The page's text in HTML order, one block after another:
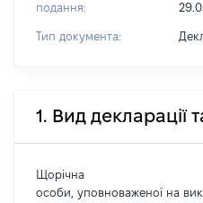
подання:
Тип документа:
1. Вид декларації
Щорічна
особи, уповноваженої на